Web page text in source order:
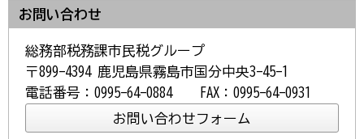
お問い合わせ
総務部税務課市民税グループ
〒899-4394 鹿児島県霧島市国分中央3-45-1
電話番号：0995-64-0884 FAX：0995-64-0931